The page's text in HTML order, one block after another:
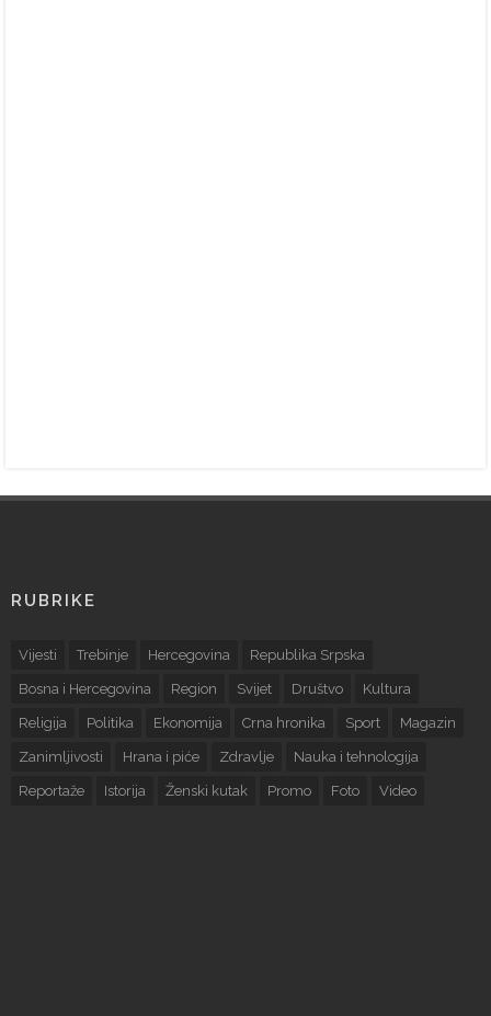
RUBRIKE
Vijesti Trebinje Hercegovina Republika Srpska
Bosna i Hercegovina Region Svijet Društvo Kultura
Religija Politika Ekonomija Crna hronika Sport Magazin
Zanimljivosti Hrana i piće Zdravlje Nauka i tehnologija
Reportaže Istorija Ženski kutak Promo Foto Video